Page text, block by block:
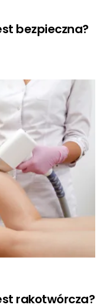
bezpieczna?
rakotwórcza?